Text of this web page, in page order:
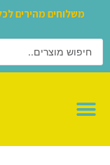
משלוחים מהירים